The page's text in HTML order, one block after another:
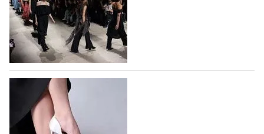
На участие в Московской неделе моды
подано 1047 заявок
На участие в седьмой Московской неделе моды,